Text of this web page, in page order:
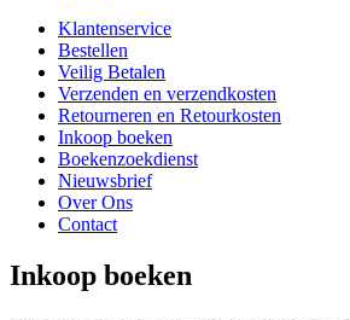
Klantenservice
Bestellen
Veilig Betalen
Verzenden en verzendkosten
Retourneren en Retourkosten
Inkoop boeken
Boekenzoekdienst
Nieuwsbrief
Over Ons
Contact
Inkoop boeken